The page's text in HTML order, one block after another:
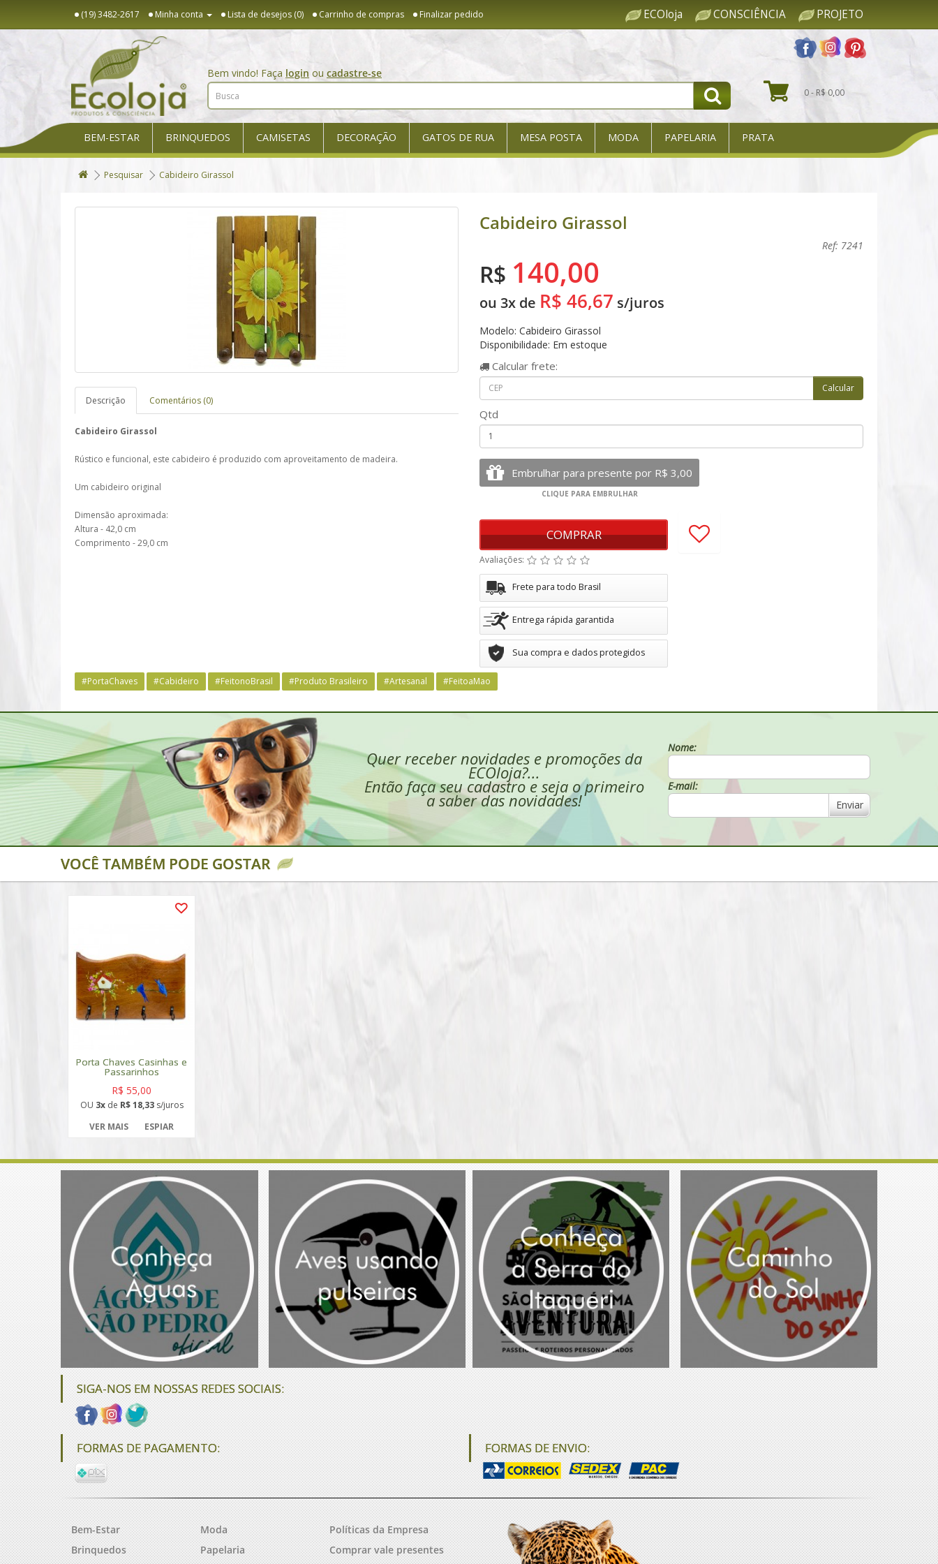
(19) 3482-2617 Minha conta Lista de desejos (0) Carrinho de compras Finalizar pedido ECOloja CONSCIÊNCIA PROJETO
Bem vindo! Faça login ou cadastre-se
0 - R$ 0,00
BEM-ESTAR BRINQUEDOS CAMISETAS DECORAÇÃO GATOS DE RUA MESA POSTA MODA PAPELARIA PRATA
Pesquisar Cabideiro Girassol
Descrição Comentários (0)
Cabideiro Girassol
Rústico e funcional, este cabideiro é produzido com aproveitamento de madeira.
Um cabideiro original
Dimensão aproximada:
Altura - 42,0 cm
Comprimento - 29,0 cm
Cabideiro Girassol
Ref: 7241
R$ 140,00
ou 3x de R$ 46,67 s/juros
Modelo: Cabideiro Girassol
Disponibilidade: Em estoque
Calcular frete:
Qtd
COMPRAR
Avaliações:
Frete para todo Brasil
Entrega rápida garantida
Sua compra e dados protegidos
#PortaChaves #Cabideiro #FeitonoBrasil #Produto Brasileiro #Artesanal #FeitoaMao
Quer receber novidades e promoções da
ECOloja?...
Então faça seu cadastro e seja o primeiro
a saber das novidades!
Nome:
E-mail:
Enviar
VOCÊ TAMBÉM PODE GOSTAR
Porta Chaves Casinhas e
Passarinhos
R$ 55,00
OU 3xde R$ 18,33s/juros
VER MAIS
ESPIAR
SIGA-NOS EM NOSSAS REDES SOCIAIS:
FORMAS DE PAGAMENTO: FORMAS DE ENVIO:
Bem-Estar
Brinquedos
Moda
Papelaria
Políticas da Empresa
Comprar vale presentes